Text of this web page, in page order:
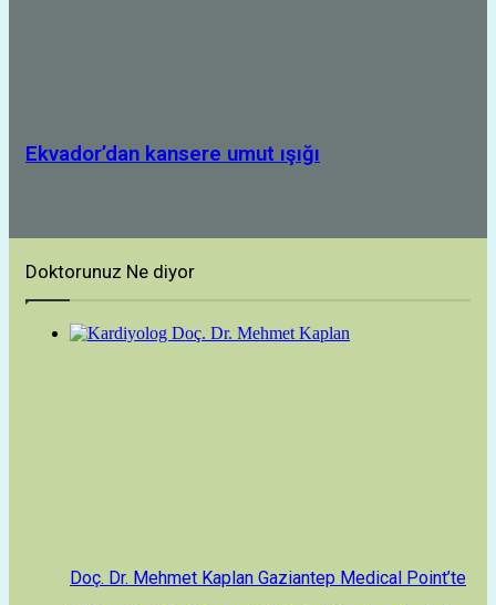
Ekvador’dan kansere umut ışığı
Doktorunuz Ne diyor
Doç. Dr. Mehmet Kaplan Gaziantep Medical Point’te